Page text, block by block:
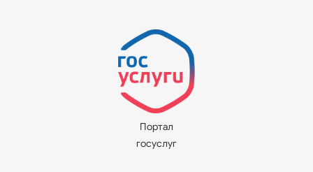
Портал
госуслуг